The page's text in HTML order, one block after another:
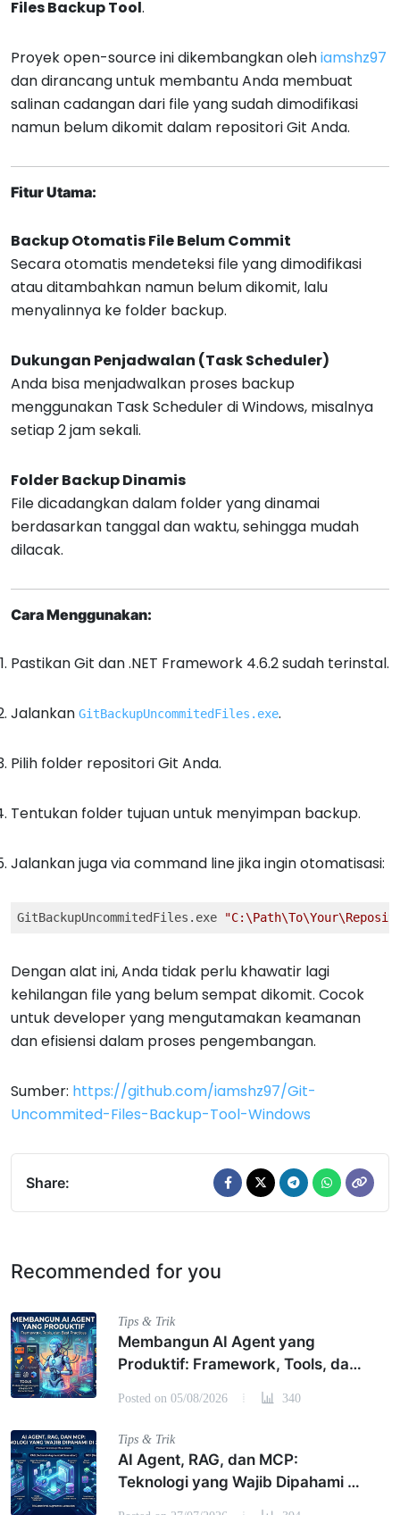
Files Backup Tool.
Proyek open-source ini dikembangkan olehiamshz97
dan dirancang untuk membantu Anda membuat
salinan cadangan dari file yang sudah dimodifikasi
namun belum dikomit dalam repositori Git Anda.
Fitur Utama:
Backup Otomatis File Belum Commit
Secara otomatis mendeteksi file yang dimodifikasi
atau ditambahkan namun belum dikomit, lalu
menyalinnya ke folder backup.
Dukungan Penjadwalan (Task Scheduler)
Anda bisa menjadwalkan proses backup
menggunakan Task Scheduler di Windows, misalnya
setiap 2 jam sekali.
Folder Backup Dinamis
File dicadangkan dalam folder yang dinamai
berdasarkan tanggal dan waktu, sehingga mudah
dilacak.
Cara Menggunakan:
Pastikan Git dan .NET Framework 4.6.2 sudah terinstal.
Jalankan GitBackupUncommitedFiles.exe.
Pilih folder repositori Git Anda.
Tentukan folder tujuan untuk menyimpan backup.
Jalankan juga via command line jika ingin otomatisasi:
GitBackupUncommitedFiles.exe
Dengan alat ini, Anda tidak perlu khawatir lagi
kehilangan file yang belum sempat dikomit. Cocok
untuk developer yang mengutamakan keamanan
dan efisiensi dalam proses pengembangan.
Sumber: https://github.com/iamshz97/Git-
Uncommited-Files-Backup-Tool-Windows
Share:
Recommended for you
Tips & Trik
Membangun AI Agent yang
Produktif: Framework, Tools, dan
Posted on 05/08/2026 340
Tips & Trik
AI Agent, RAG, dan MCP:
Teknologi yang Wajib Dipahami di